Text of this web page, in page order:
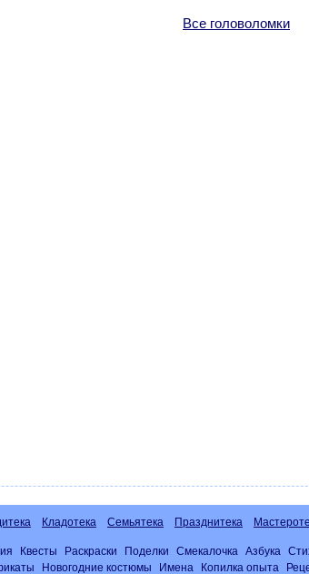
Все головоломки
Кладотека Семьятека Празднитека
Квесты Раскраски Поделки Смекалочка Азбука
Новогодние костюмы Имена Копилка опыта